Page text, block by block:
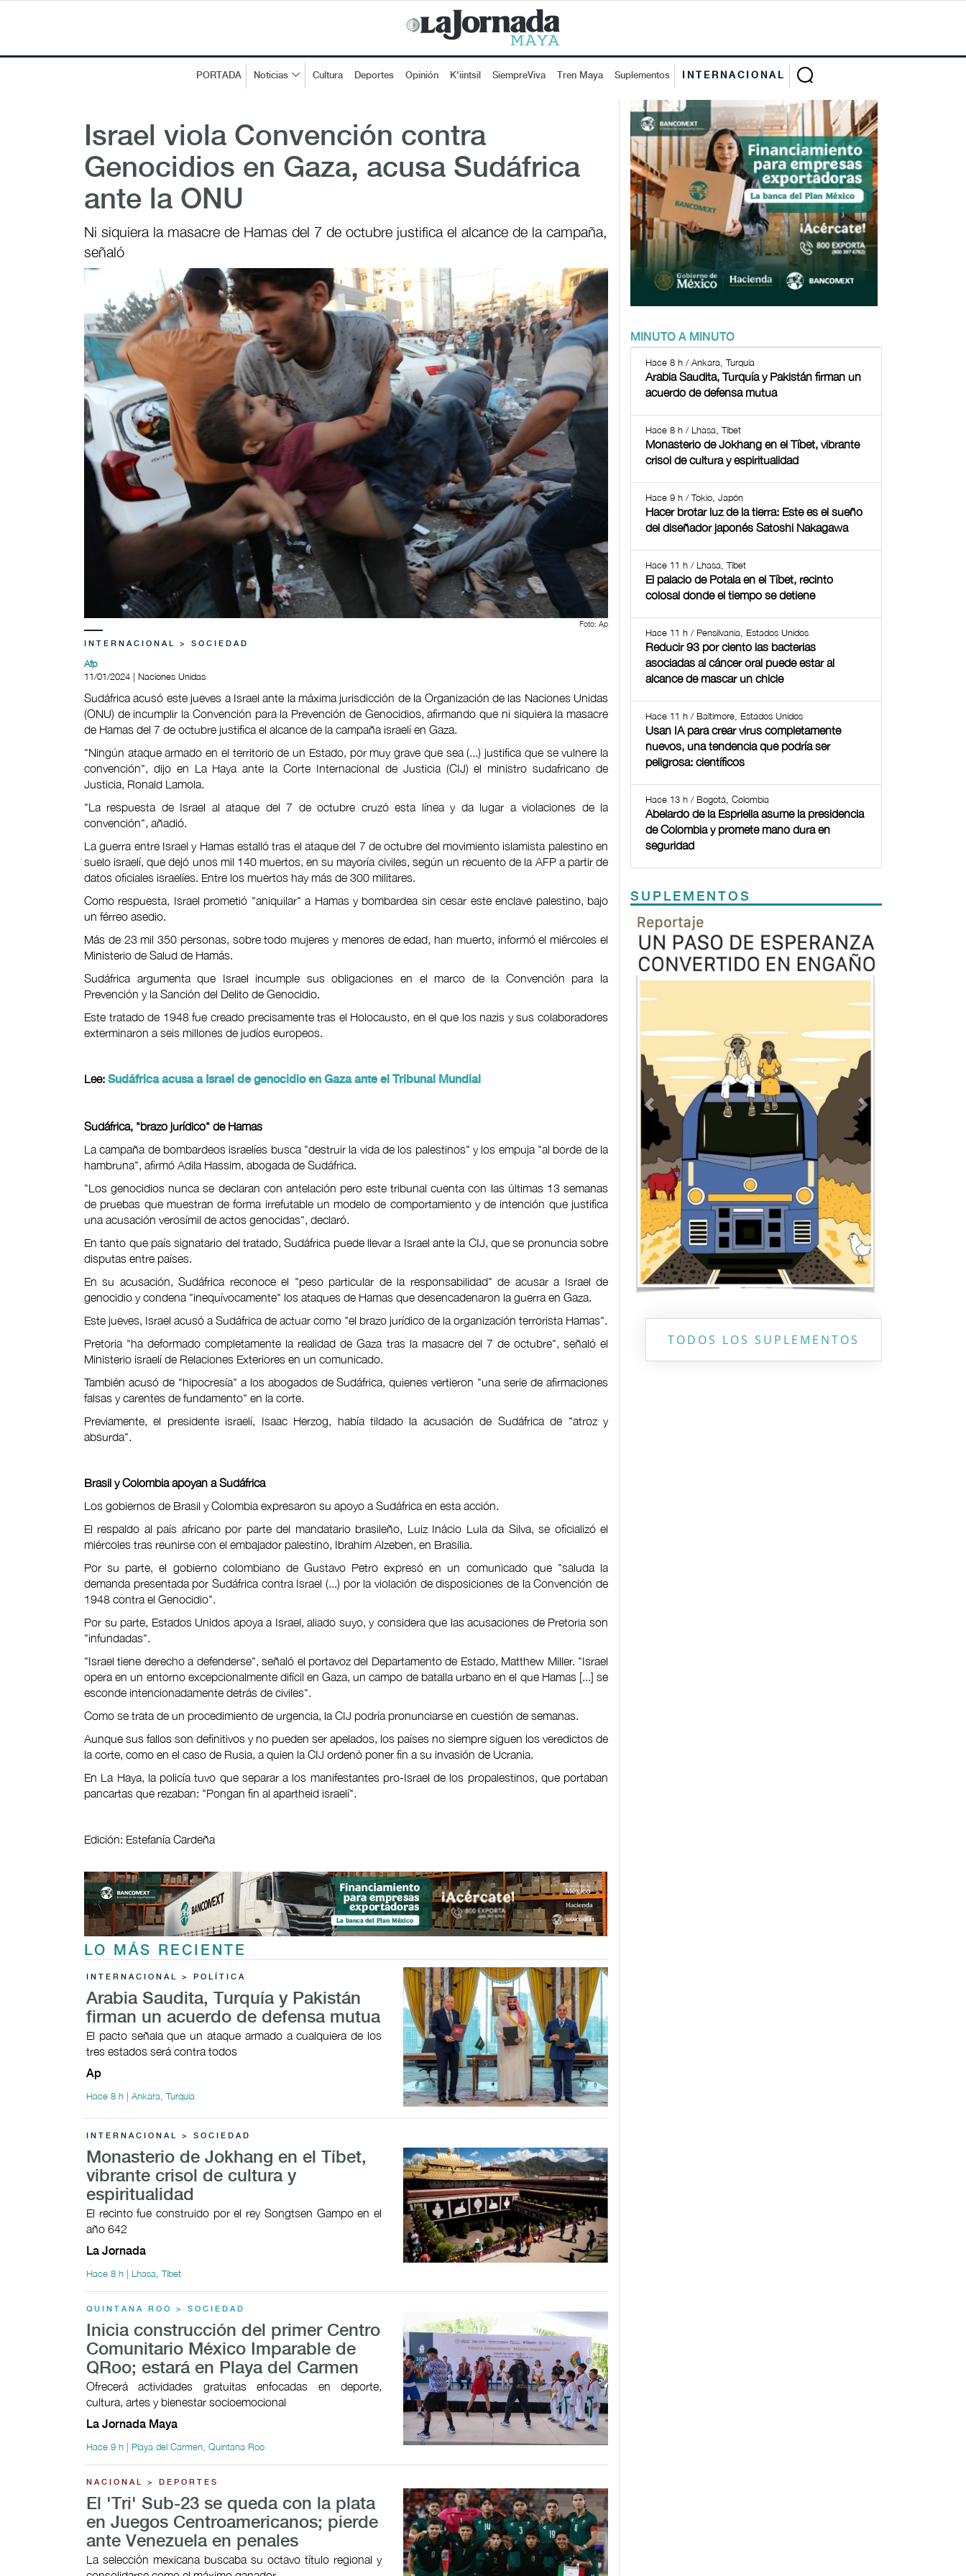
PORTADA Noticias Cultura Deportes Opinión K'iintsil SiempreViva Tren Maya Suplementos INTERNACIONAL
Israel viola Convención contra
Genocidios en Gaza, acusa Sudáfrica
ante la ONU
Ni siquiera la masacre de Hamas del 7 de octubre justifica el alcance de la campaña,
señaló
Foto: Ap
INTERNACIONAL > SOCIEDAD
Afp
11/01/2024 | Naciones Unidas
Sudáfrica acusó este jueves a Israel ante la máxima jurisdicción de la Organización de las Naciones Unidas
(ONU) de incumplir la Convención para la Prevención de Genocidios, afirmando que ni siquiera la masacre
de Hamas del 7 de octubre justifica el alcance de la campaña israelí en Gaza.
"Ningún ataque armado en el territorio de un Estado, por muy grave que sea (...) justifica que se vulnere la
convención", dijo en La Haya ante la Corte Internacional de Justicia (CIJ) el ministro sudafricano de
Justicia, Ronald Lamola.
"La respuesta de Israel al ataque del 7 de octubre cruzó esta línea y da lugar a violaciones de la
convención", añadió.
La guerra entre Israel y Hamas estalló tras el ataque del 7 de octubre del movimiento islamista palestino en
suelo israelí, que dejó unos mil 140 muertos, en su mayoría civiles, según un recuento de la AFP a partir de
datos oficiales israelíes. Entre los muertos hay más de 300 militares.
Como respuesta, Israel prometió "aniquilar" a Hamas y bombardea sin cesar este enclave palestino, bajo
un férreo asedio.
Más de 23 mil 350 personas, sobre todo mujeres y menores de edad, han muerto, informó el miércoles el
Ministerio de Salud de Hamás.
Sudáfrica argumenta que Israel incumple sus obligaciones en el marco de la Convención para la
Prevención y la Sanción del Delito de Genocidio.
Este tratado de 1948 fue creado precisamente tras el Holocausto, en el que los nazis y sus colaboradores
exterminaron a seis millones de judíos europeos.
Lee: Sudáfrica acusa a Israel de genocidio en Gaza ante el Tribunal Mundial
Sudáfrica, "brazo jurídico" de Hamas
La campaña de bombardeos israelíes busca "destruir la vida de los palestinos" y los empuja "al borde de la
hambruna", afirmó Adila Hassim, abogada de Sudáfrica.
"Los genocidios nunca se declaran con antelación pero este tribunal cuenta con las últimas 13 semanas
de pruebas que muestran de forma irrefutable un modelo de comportamiento y de intención que justifica
una acusación verosímil de actos genocidas", declaró.
En tanto que país signatario del tratado, Sudáfrica puede llevar a Israel ante la CIJ, que se pronuncia sobre
disputas entre países.
En su acusación, Sudáfrica reconoce el "peso particular de la responsabilidad" de acusar a Israel de
genocidio y condena "inequívocamente" los ataques de Hamas que desencadenaron la guerra en Gaza.
Este jueves, Israel acusó a Sudáfrica de actuar como "el brazo jurídico de la organización terrorista Hamas".
Pretoria "ha deformado completamente la realidad de Gaza tras la masacre del 7 de octubre", señaló el
Ministerio israelí de Relaciones Exteriores en un comunicado.
También acusó de "hipocresía" a los abogados de Sudáfrica, quienes vertieron "una serie de afirmaciones
falsas y carentes de fundamento" en la corte.
Previamente, el presidente israelí, Isaac Herzog, había tildado la acusación de Sudáfrica de "atroz y
absurda".
Brasil y Colombia apoyan a Sudáfrica
Los gobiernos de Brasil y Colombia expresaron su apoyo a Sudáfrica en esta acción.
El respaldo al país africano por parte del mandatario brasileño, Luiz Inácio Lula da Silva, se oficializó el
miércoles tras reunirse con el embajador palestino, Ibrahim Alzeben, en Brasilia.
Por su parte, el gobierno colombiano de Gustavo Petro expresó en un comunicado que "saluda la
demanda presentada por Sudáfrica contra Israel (...) por la violación de disposiciones de la Convención de
1948 contra el Genocidio".
Por su parte, Estados Unidos apoya a Israel, aliado suyo, y considera que las acusaciones de Pretoria son
"infundadas".
"Israel tiene derecho a defenderse", señaló el portavoz del Departamento de Estado, Matthew Miller. "Israel
opera en un entorno excepcionalmente difícil en Gaza, un campo de batalla urbano en el que Hamas [...] se
esconde intencionadamente detrás de civiles".
Como se trata de un procedimiento de urgencia, la CIJ podría pronunciarse en cuestión de semanas.
Aunque sus fallos son definitivos y no pueden ser apelados, los países no siempre siguen los veredictos de
la corte, como en el caso de Rusia, a quien la CIJ ordenó poner fin a su invasión de Ucrania.
En La Haya, la policía tuvo que separar a los manifestantes pro-Israel de los propalestinos, que portaban
pancartas que rezaban: "Pongan fin al apartheid israelí".
Edición: Estefanía Cardeña
LO MÁS RECIENTE
INTERNACIONAL > POLÍTICA
Arabia Saudita, Turquía y Pakistán
firman un acuerdo de defensa mutua
El pacto señala que un ataque armado a cualquiera de los
tres estados será contra todos
Ap
Hace 8 h | Ankara, Turquía
INTERNACIONAL > SOCIEDAD
Monasterio de Jokhang en el Tíbet,
vibrante crisol de cultura y
espiritualidad
El recinto fue construido por el rey Songtsen Gampo en el
año 642
La Jornada
Hace 8 h | Lhasa, Tíbet
QUINTANA ROO > SOCIEDAD
Inicia construcción del primer Centro
Comunitario México Imparable de
QRoo; estará en Playa del Carmen
Ofrecerá actividades gratuitas enfocadas en deporte,
cultura, artes y bienestar socioemocional
La Jornada Maya
Hace 9 h | Playa del Carmen, Quintana Roo
NACIONAL > DEPORTES
El 'Tri' Sub-23 se queda con la plata
en Juegos Centroamericanos; pierde
ante Venezuela en penales
La selección mexicana buscaba su octavo título regional y
MINUTO A MINUTO
Hace 8 h / Ankara, Turquía
Arabia Saudita, Turquía y Pakistán firman un
acuerdo de defensa mutua
Hace 8 h / Lhasa, Tíbet
Monasterio de Jokhang en el Tíbet, vibrante
crisol de cultura y espiritualidad
Hace 9 h / Tokio, Japón
Hacer brotar luz de la tierra: Este es el sueño
del diseñador japonés Satoshi Nakagawa
Hace 11 h / Lhasa, Tíbet
El palacio de Potala en el Tíbet, recinto
colosal donde el tiempo se detiene
Hace 11 h / Pensilvania, Estados Unidos
Reducir 93 por ciento las bacterias
asociadas al cáncer oral puede estar al
alcance de mascar un chicle
Hace 11 h / Baltimore, Estados Unidos
Usan IA para crear virus completamente
nuevos, una tendencia que podría ser
peligrosa: científicos
Hace 13 h / Bogotá, Colombia
Abelardo de la Espriella asume la presidencia
de Colombia y promete mano dura en
seguridad
SUPLEMENTOS
Previous
TODOS LOS SUPLEMENTOS